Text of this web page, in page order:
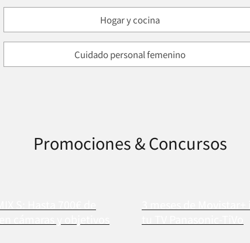
Hogar y cocina
Cuidado personal femenino
Promociones & Concursos